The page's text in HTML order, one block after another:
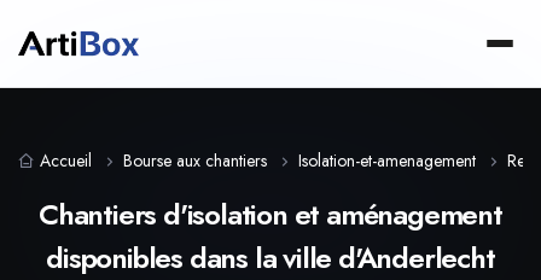
Accueil Bourse aux chantiers Isolation-et-amenagement
Chantiers d'isolation et aménagement
disponibles dans la ville d'Anderlecht